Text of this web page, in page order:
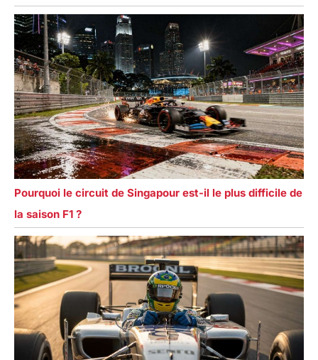
Pourquoi le circuit de Singapour est-il le plus difficile de
la saison F1 ?